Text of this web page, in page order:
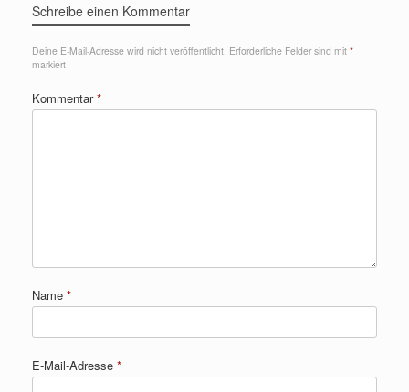
Schreibe einen Kommentar
Deine E-Mail-Adresse wird nicht veröffentlicht. Erforderliche Felder sind mit *
markiert
Kommentar*
Name *
E-Mail-Adresse *